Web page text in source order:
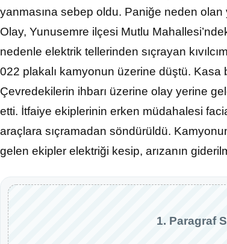
yanmasına sebep oldu. Paniğe neden olan
Olay, Yunusemre ilçesi Mutlu
nedenle elektrik tellerinden sıçrayan
022 plakalı kamyonun üzerine düştü.
Çevredekilerin ihbarı üzerine olay yerine
etti. İtfaiye ekiplerinin erken müdahalesi
araçlara sıçramadan söndürüldü.
gelen ekipler elektriği kesip, arızanın
1. Paragraf